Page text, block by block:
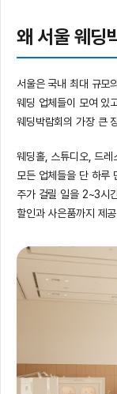
왜 서울 웨딩
서울은 국내 최대 규모
웨딩 업체들이 모여 있
웨딩박람회의 가장 큰
웨딩홀, 스튜디오, 드
모든 업체들을 단 하루
주가 걸릴 일을 2~3시
할인과 사은품까지 제